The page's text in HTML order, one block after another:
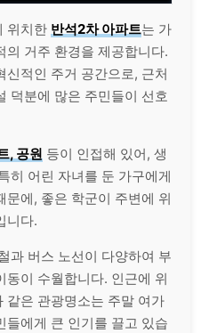
위치한 반석2차 아파트는 가
의 거주 환경을 제공합니다.
신적인 주거 공간으로, 근처
덕분에 많은 주민들이 선호
, 공원 등이 인접해 있어, 생
히 어린 자녀를 둔 가구에게
문에, 좋은 학군이 주변에 위
니다.
과 버스 노선이 다양하여 부
동이 수월합니다. 인근에 위
같은 관광명소는 주말 여가
들에게 큰 인기를 끌고 있습